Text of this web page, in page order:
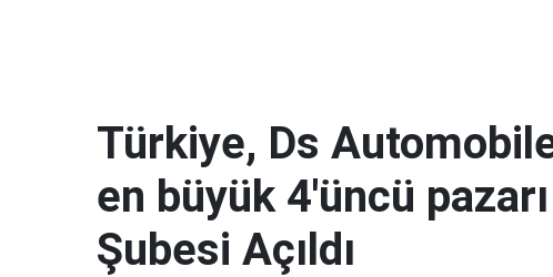
Türkiye, Ds
en büyük 4'üncü
Şubesi Açıldı